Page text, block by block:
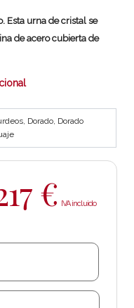
Esta urna de cristal se
de acero cubierta de
Dorado, Dorado
€